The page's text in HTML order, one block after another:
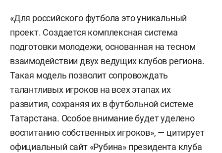
«Для российского футбола это уникальный
проект. Создается комплексная система
подготовки молодежи, основанная на тесном
взаимодействии двух ведущих клубов региона.
Такая модель позволит сопровождать
талантливых игроков на всех этапах их
развития, сохраняя их в футбольной системе
Татарстана. Особое внимание будет уделено
воспитанию собственных игроков», — цитирует
официальный сайт «Рубина» президента клуба